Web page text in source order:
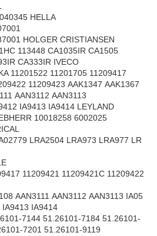
HELLA
HOLGER CRISTIANSEN
113448 CA1035IR CA1505
CA333IR IVECO
11201522 11201705 11209417
11209423 AAK1347 AAK1367
AAN3112 AAN3113
IA9413 IA9414 LEYLAND
10018258 6002025
LRA2504 LRA973 LRA977 LR
11209421 11209421C 11209422
AAN3111 AAN3112 AAN3113 IA05
IA9414
7144 51.26101-7184 51.26101-
7201 51.26101-9119